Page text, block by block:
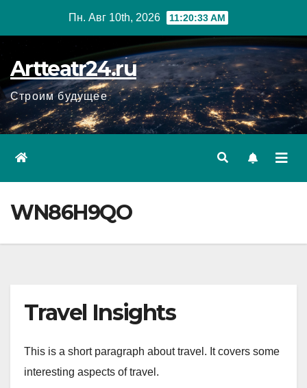
Пн. Авг 10th, 2026 11:20:35 AM
Artteatr24.ru
Строим будущее
WN86H9QO
Travel Insights
This is a short paragraph about travel. It covers some
interesting aspects of travel.